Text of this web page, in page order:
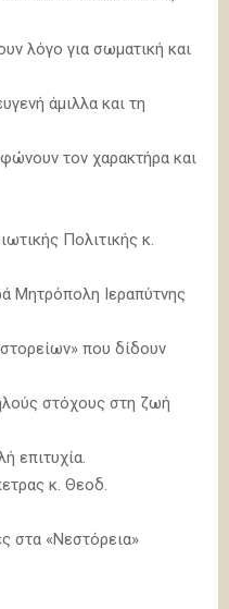
λόγο για σωματική και
άμιλλα και τη
τον χαρακτήρα και
Πολιτικής κ.
Μητρόπολη Ιεραπύτνης
που δίδουν
στόχους στη ζωή
επιτυχία.
κ. Θεοδ.
στα «Νεστόρεια»